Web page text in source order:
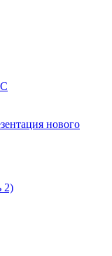
нового
2)